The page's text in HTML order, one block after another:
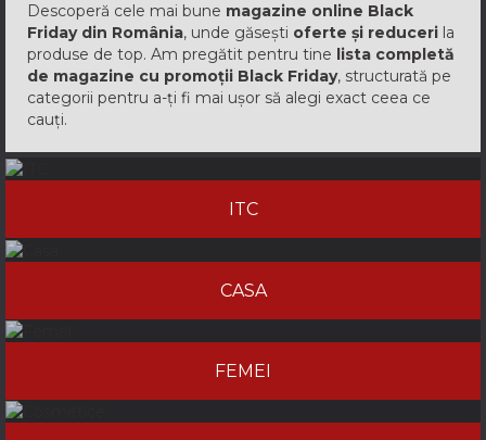
Descoperă cele mai bune magazine online Black
Friday din România, unde găsești oferte și reduceri la
produse de top. Am pregătit pentru tine lista completă
de magazine cu promoții Black Friday, structurată pe
categorii pentru a-ți fi mai ușor să alegi exact ceea ce
cauți.
ITC
CASA
FEMEI